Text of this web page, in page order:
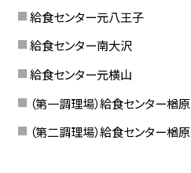
給食センター元八王子
給食センター南大沢
給食センター元横山
（第一調理場）給食センター楢原
（第二調理場）給食センター楢原